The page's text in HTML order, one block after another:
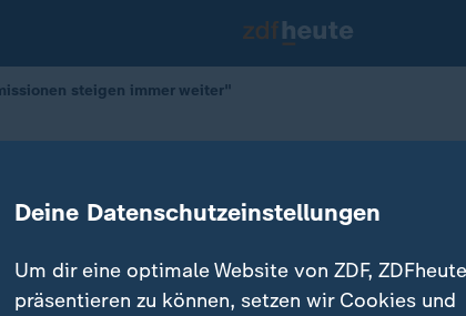
steigen immer weiter"
steigen immer
Deine Datenschutzeinstellungen
Um dir eine optimale Website von ZDF,
präsentieren zu können, setzen wir Cookies und